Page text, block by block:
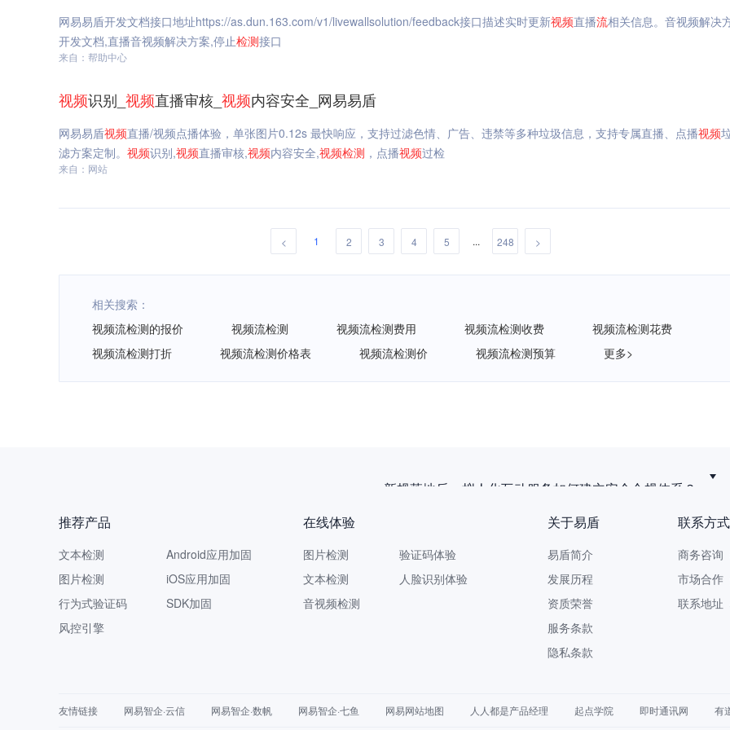
网易易盾开发文档接口地址https://as.dun.163.com/v1/livewallsolution/feedback接口描述实时更新视频直播流相关信息。音视频解决
开发文档,直播音视频解决方案,停止检测接口
来自：帮助中心
视频识别_ 视频直播审核_ 视频内容安全_网易易盾
网易易盾视频直播/视频点播体验，单张图片0.12s 最快响应，支持过滤色情、广告、违禁等多种垃圾信息，支持专属直播、点播视频
滤方案定制。 视频识别,视频直播审核,视频内容安全,视频检测 ，点播视频过检
来自：网站
< 1 2 3 4 5 ... 248 >
相关搜索：
视频流检测的报价
视频流检测 视频流检测费用 视频流检测收费
视频流检测花费
视频流检测打折
视频流检测价格表 视频流检测价 视频流检测预算 更多>
推荐产品
文本检测
图片检测
行为式验证码
风控引擎
Android应用加固
iOS应用加固
SDK加固
在线体验
图片检测
文本检测
音视频检测
验证码体验
人脸识别体验
关于易盾
易盾简介
发展历程
资质荣誉
服务条款
隐私条款
联系方式
商务咨询
市场合作
联系地址
友情链接 网易智企·云信 网易智企·数帆 网易智企·七鱼 网易网站地图 人人都是产品经理 起点学院 即时通讯网 有